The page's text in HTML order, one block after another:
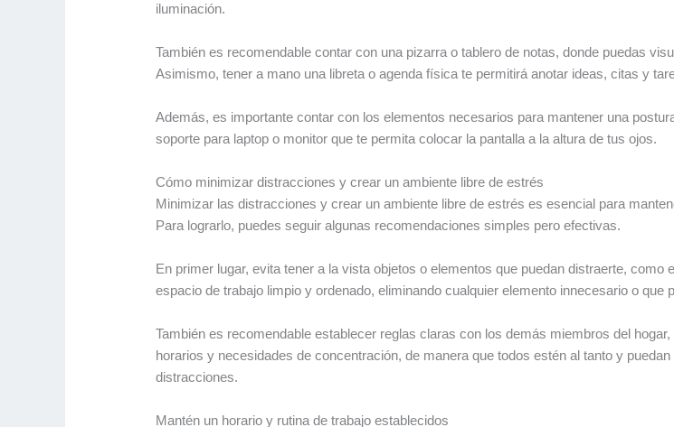
iluminación.
También es recomendable contar con una pizarra o tablero de notas, donde puedas
Asimismo, tener a mano una libreta o agenda física te permitirá anotar ideas, citas y
Además, es importante contar con los elementos necesarios para mantener una
soporte para laptop o monitor que te permita colocar la pantalla a la altura de tus ojos.
Cómo minimizar distracciones y crear un ambiente libre de estrés
Minimizar las distracciones y crear un ambiente libre de estrés es esencial para
Para lograrlo, puedes seguir algunas recomendaciones simples pero efectivas.
En primer lugar, evita tener a la vista objetos o elementos que puedan distraerte,
espacio de trabajo limpio y ordenado, eliminando cualquier elemento innecesario o que
También es recomendable establecer reglas claras con los demás miembros del
horarios y necesidades de concentración, de manera que todos estén al tanto y
distracciones.
Mantén un horario y rutina de trabajo establecidos